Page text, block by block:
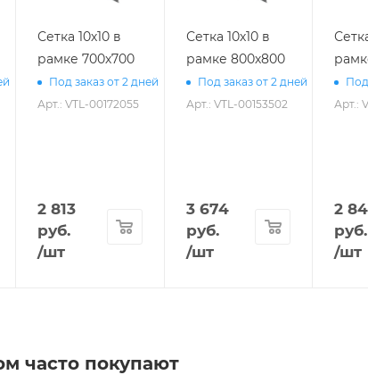
Сетка 10х10 в
рамке 700х700
Под заказ от 2 дней
Арт.: VTL-00172055
2 813
руб.
/шт
Сетка 10х10 в
рамке 800х800
Под заказ от 2 дней
Арт.: VTL-00153502
3 674
руб.
/шт
Под
Арт.:
2
руб.
/шт
часто покупают